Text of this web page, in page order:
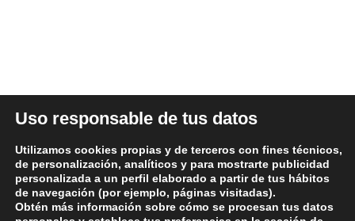
Política de Privacidad
Política de Cookies
Condiciones generales de compra
Uso responsable de tus datos
Utilizamos cookies propias y de terceros con fines técnicos,
de personalización, analíticos y para mostrarte publicidad
personalizada a un perfil elaborado a partir de tus hábitos
de navegación (por ejemplo, páginas visitadas).
Obtén más información sobre cómo se procesan tus datos